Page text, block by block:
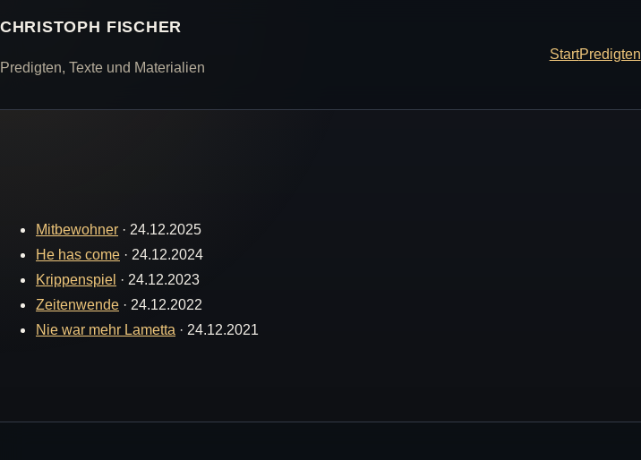
CHRISTOPH FISCHER
Predigten, Texte und Materialien
StartPredigten
Mitbewohner · 24.12.2025
He has come · 24.12.2024
Krippenspiel · 24.12.2023
Zeitenwende · 24.12.2022
Nie war mehr Lametta · 24.12.2021